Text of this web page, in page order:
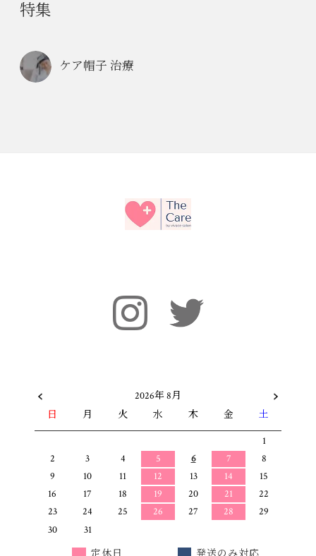
特集
ケア帽子 治療
2026年 8月
日
月 火 水 木 金 土
1
2
3 4 5 6 7
8
9
10 11 12 13 14
15
16
17 18 19 20 21
22
23
24 25 26 27 28
29
30
31